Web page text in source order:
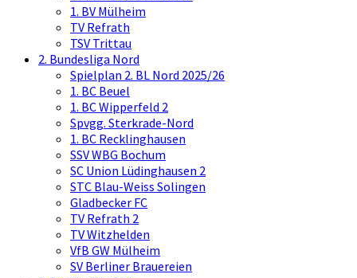
1. BV Mülheim
TV Refrath
TSV Trittau
2. Bundesliga Nord
Spielplan 2. BL Nord 2025/26
1. BC Beuel
1. BC Wipperfeld 2
Spvgg. Sterkrade-Nord
1. BC Recklinghausen
SSV WBG Bochum
SC Union Lüdinghausen 2
STC Blau-Weiss Solingen
Gladbecker FC
TV Refrath 2
TV Witzhelden
VfB GW Mülheim
SV Berliner Brauereien